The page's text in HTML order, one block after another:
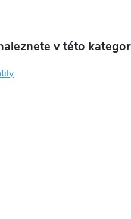
v této